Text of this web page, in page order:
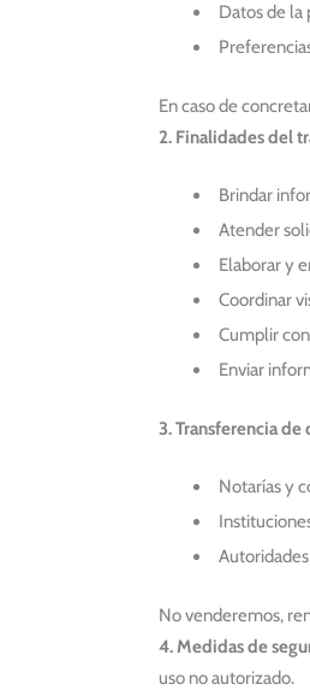
Datos de la
En caso de
2. Finalidades del
Brindar
Atender
Elaborar y
Coordinar
Cumplir
Enviar
3. Transferencia de
Notarías y
No venderemos,
4. Medidas de
uso no autorizado.